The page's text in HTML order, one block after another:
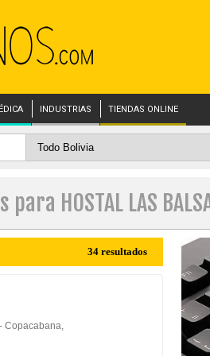
INDUSTRIAS TIENDAS ONLINE
HOSTAL LAS
34 resultados
Copacabana,